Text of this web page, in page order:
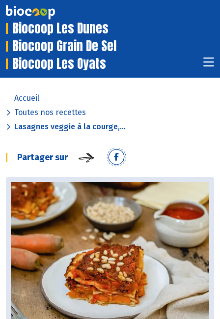
Biocoop Les Dunes
Biocoop Grain De Sel
Biocoop Les Oyats
Accueil
Toutes nos recettes
Lasagnes veggie à la courge,...
Partager sur